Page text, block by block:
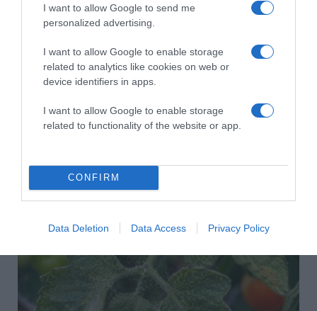
I want to allow Google to send me
personalized advertising.
I want to allow Google to enable storage
related to analytics like cookies on web or
device identifiers in apps.
I want to allow Google to enable storage
related to functionality of the website or app.
CONFIRM
Data Deletion Data Access Privacy Policy
2026-08-08.
Csökkenti a vérnyomást, és védi a szívet